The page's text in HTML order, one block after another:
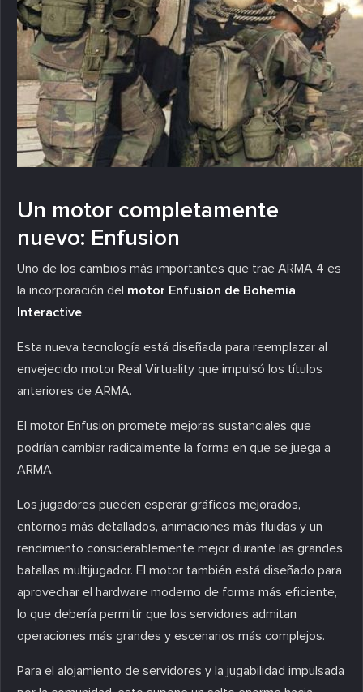
Un motor completamente
nuevo: Enfusion
Uno de los cambios más importantes que trae ARMA 4 es
la incorporación del motor Enfusion de Bohemia
Interactive.
Esta nueva tecnología está diseñada para reemplazar al
envejecido motor Real Virtuality que impulsó los títulos
anteriores de ARMA.
El motor Enfusion promete mejoras sustanciales que
podrían cambiar radicalmente la forma en que se juega a
ARMA.
Los jugadores pueden esperar gráficos mejorados,
entornos más detallados, animaciones más fluidas y un
rendimiento considerablemente mejor durante las grandes
batallas multijugador. El motor también está diseñado para
aprovechar el hardware moderno de forma más eficiente,
lo que debería permitir que los servidores admitan
operaciones más grandes y escenarios más complejos.
Para el alojamiento de servidores y la jugabilidad impulsada